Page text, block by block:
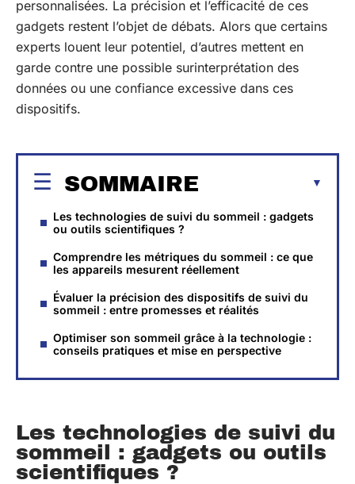
personnalisées. La précision et l’efficacité de ces
gadgets restent l’objet de débats. Alors que certains
experts louent leur potentiel, d’autres mettent en
garde contre une possible surinterprétation des
données ou une confiance excessive dans ces
dispositifs.
SOMMAIRE
Les technologies de suivi du sommeil : gadgets
ou outils scientifiques ?
Comprendre les métriques du sommeil : ce que
les appareils mesurent réellement
Évaluer la précision des dispositifs de suivi du
sommeil : entre promesses et réalités
Optimiser son sommeil grâce à la technologie :
conseils pratiques et mise en perspective
Les technologies de suivi du
sommeil : gadgets ou outils
scientifiques ?